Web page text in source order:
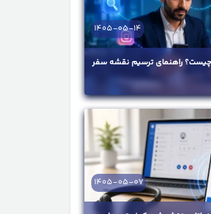
راهنمای ترسیم نقشه سفر
1405-05-14
1405-05-07